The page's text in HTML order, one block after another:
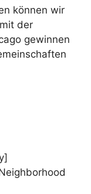
können wir
der
gewinnen